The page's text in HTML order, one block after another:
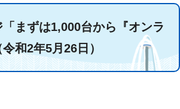
まずは1,000台から『オンラ
和2年5月26日）